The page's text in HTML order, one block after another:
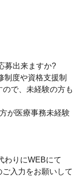
募出来ますか?
制度や資格支援制
で、未経験の方も
が医療事務未経験
わりにWEBにて
ご入力をお願いして